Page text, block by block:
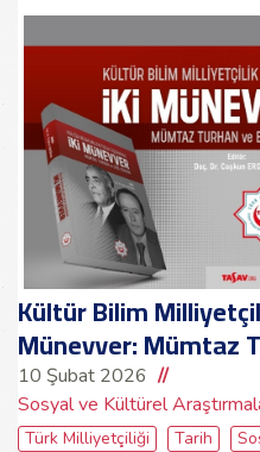
Kültür Bilim
Münevver: Mümtaz
10 Şubat 2026
Sosyal ve Kültürel
Türk Milliyetçiliği Tarih